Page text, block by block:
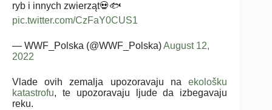
ryb i innych zwierząt💀🐟
pic.twitter.com/CzFaY0CUS1
— WWF_Polska (@WWF_Polska)August 12,
2022
Vlade ovih zemalja upozoravaju naekološku
katastrofu, te upozoravaju ljude da izbegavaju
reku.